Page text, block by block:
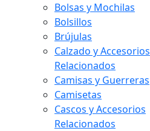
Bolsas y Mochilas
Bolsillos
Brújulas
Calzado y Accesorios
Relacionados
Camisas y Guerreras
Camisetas
Cascos y Accesorios
Relacionados